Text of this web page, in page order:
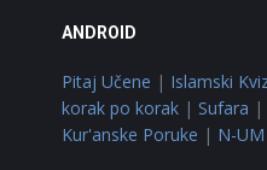
ANDROID
Pitaj Učene | Islamski
korak po korak| Sufara |
Kur'anske Poruke | N-UM